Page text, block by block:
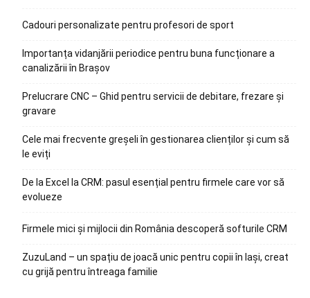
Cadouri personalizate pentru profesori de sport
Importanța vidanjării periodice pentru buna funcționare a
canalizării în Brașov
Prelucrare CNC – Ghid pentru servicii de debitare, frezare și
gravare
Cele mai frecvente greșeli în gestionarea clienților și cum să
le eviți
De la Excel la CRM: pasul esențial pentru firmele care vor să
evolueze
Firmele mici și mijlocii din România descoperă softurile CRM
ZuzuLand – un spațiu de joacă unic pentru copii în Iași, creat
cu grijă pentru întreaga familie